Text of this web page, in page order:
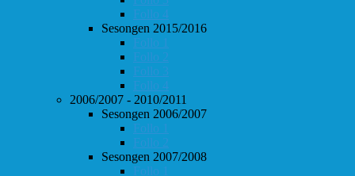
Follo 4
Sesongen 2015/2016
Follo 1
Follo 2
Follo 3
Follo 4
2006/2007 - 2010/2011
Sesongen 2006/2007
Follo 1
Follo 2
Sesongen 2007/2008
Follo 1